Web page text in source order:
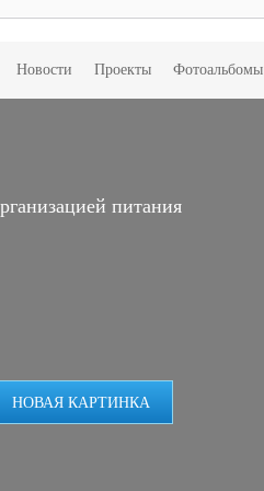
Новости Проекты Фотоальбомы
питания
НОВАЯ КАРТИНКА